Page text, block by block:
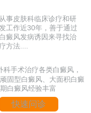
从事皮肤科临床诊疗和研
发工作近30年，善于通过
白癜风发病诱因来寻找治
方法....
科手术治疗各类白癜风，
固型白癜风、大面积白癜
白癜风经验丰富
快速问诊